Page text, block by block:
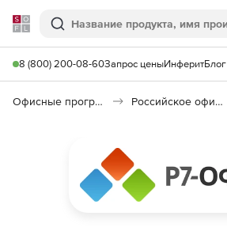
Softline
Поиск
8 (800) 200-08-60Запрос ценыИнферитБлог
Офисные программы Российское офисное ПО (Импортозамещение)